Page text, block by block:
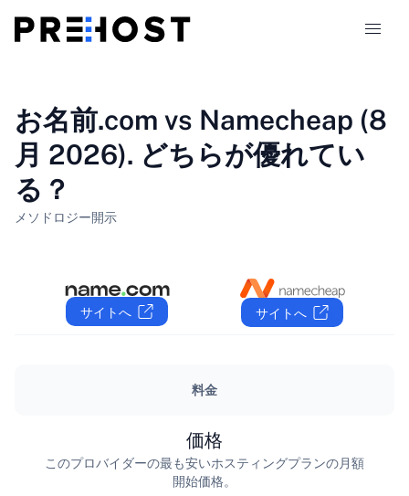
比較
クーポン
JA
お名前.com vs Namecheap (8
月 2026). どちらが優れてい
る？
メソドロジー開示
サイトへ サイトへ
料金
価格
このプロバイダーの最も安いホスティングプランの月額
開始価格。